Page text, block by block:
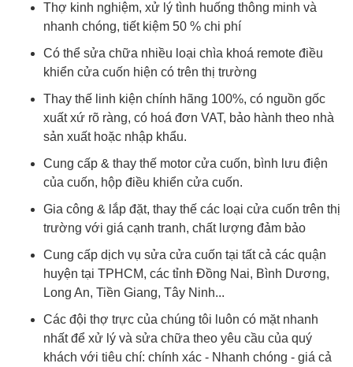
Thợ kinh nghiệm, xử lý tình huống thông minh và
nhanh chóng, tiết kiệm 50 % chi phí
Có thể sửa chữa nhiều loại chìa khoá remote điều
khiển cửa cuốn hiện có trên thị trường
Thay thế linh kiện chính hãng 100%, có nguồn gốc
xuất xứ rõ ràng, có hoá đơn VAT, bảo hành theo nhà
sản xuất hoặc nhập khẩu.
Cung cấp & thay thế motor cửa cuốn, bình lưu điện
của cuốn, hộp điều khiển cửa cuốn.
Gia công & lắp đặt, thay thế các loại cửa cuốn trên thị
trường với giá cạnh tranh, chất lượng đảm bảo
Cung cấp dịch vụ sửa cửa cuốn tại tất cả các quận
huyện tại TPHCM, các tỉnh Đồng Nai, Bình Dương,
Long An, Tiền Giang, Tây Ninh...
Các đội thợ trực của chúng tôi luôn có mặt nhanh
nhất để xử lý và sửa chữa theo yêu cầu của quý
khách với tiêu chí: chính xác - Nhanh chóng - giá cả